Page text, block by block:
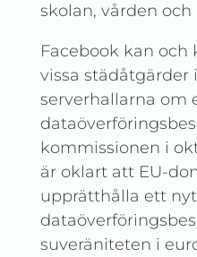
skolan, vården
Facebook kan
vissa städåtgärder
serverhallarna om
kommissionen i
är oklart att EU-
upprätthålla ett
suveräniteten i